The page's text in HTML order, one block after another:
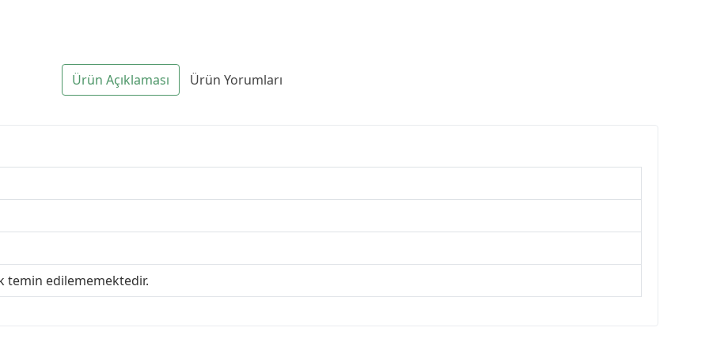
Ürün Açıklaması Ürün Yorumları
temin edilememektedir.